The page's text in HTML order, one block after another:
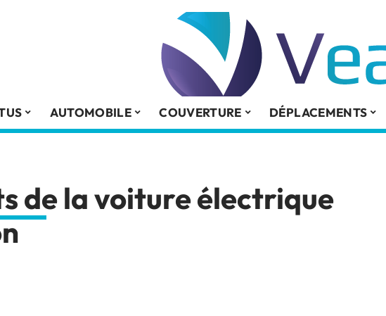
AUTOMOBILE COUVERTURE DÉPLACEMENTS
de la voiture électrique